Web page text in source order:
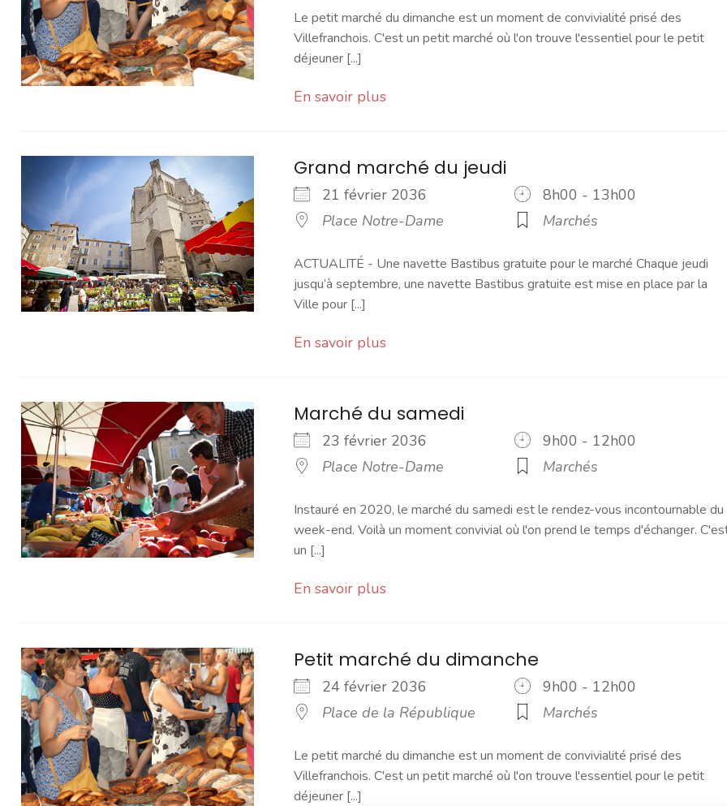
Le petit marché du dimanche est un moment de convivialité prisé des
Villefranchois. C'est un petit marché où l'on trouve l'essentiel pour le petit
déjeuner [...]
En savoir plus
Grand marché du jeudi
21 février 2036
8h00 - 13h00
Place Notre-Dame
Marchés
ACTUALITÉ - Une navette Bastibus gratuite pour le marché Chaque jeudi
jusqu’à septembre, une navette Bastibus gratuite est mise en place par la
Ville pour [...]
En savoir plus
Marché du samedi
23 février 2036
9h00 - 12h00
Place Notre-Dame
Marchés
Instauré en 2020, le marché du samedi est le rendez-vous incontournable du
week-end. Voilà un moment convivial où l'on prend le temps d'échanger.
un [...]
En savoir plus
Petit marché du dimanche
24 février 2036
9h00 - 12h00
Place de la République
Marchés
Le petit marché du dimanche est un moment de convivialité prisé des
Villefranchois. C'est un petit marché où l'on trouve l'essentiel pour le petit
déjeuner [...]